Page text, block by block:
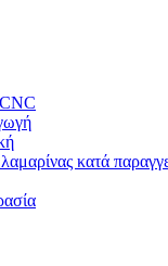
κατά